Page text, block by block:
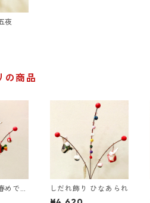
夜
の商品
めでた
しだれ飾り ひなあられ